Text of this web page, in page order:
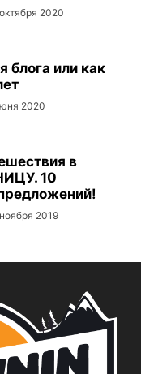
2020
блога или как
2020
в
10
2019